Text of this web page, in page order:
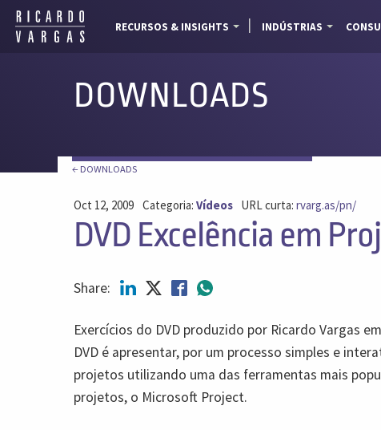
RECURSOS & INSIGHTS INDÚSTRIAS
DOWNLOADS
← DOWNLOADS
Oct 12, 2009 Categoria: Vídeos URL curta:rvarg.as/pn/
DVD Excelência em
Share:
Exercícios do DVD produzido por Ricardo Vargas
DVD é apresentar, por um processo simples e
projetos utilizando uma das ferramentas mais
projetos, o Microsoft Project.